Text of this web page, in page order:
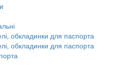
обкладинки для паспорта
обкладинки для паспорта